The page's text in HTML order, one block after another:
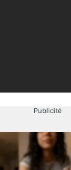
Publicité